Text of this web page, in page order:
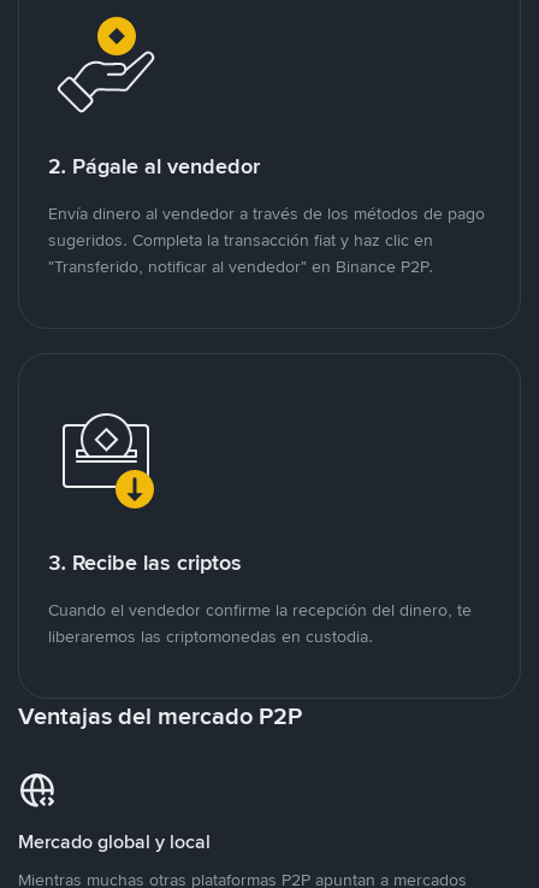
2. Págale al vendedor
Envía dinero al vendedor a través de los métodos de pago
sugeridos. Completa la transacción fiat y haz clic en
"Transferido, notificar al vendedor" en Binance P2P.
3. Recibe las criptos
Cuando el vendedor confirme la recepción del dinero, te
liberaremos las criptomonedas en custodia.
Ventajas del mercado P2P
Mercado global y local
Mientras muchas otras plataformas P2P apuntan a mercados